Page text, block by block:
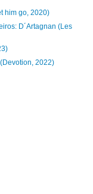
him go, 2020)
D´Artagnan (Les
2022)